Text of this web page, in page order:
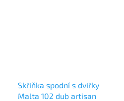
Skříňka spodní s dvířky
Malta 102 dub artisan